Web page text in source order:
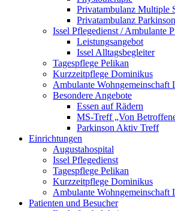
Privatambulanz Multiple
Privatambulanz Parkinson
Issel Pflegedienst / Ambulante
Leistungsangebot
Issel Alltagsbegleiter
Tagespflege Pelikan
Kurzzeitpflege Dominikus
Ambulante Wohngemeinschaft
Besondere Angebote
Essen auf Rädern
MS-Treff „Von
Parkinson Aktiv Treff
Einrichtungen
Augustahospital
Issel Pflegedienst
Tagespflege Pelikan
Kurzzeitpflege Dominikus
Ambulante Wohngemeinschaft
Patienten und Besucher